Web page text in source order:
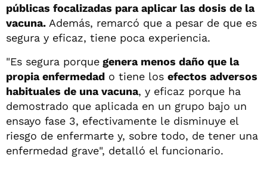
públicas focalizadas para aplicar las dosis de la
vacuna. Además, remarcó que a pesar de que es
segura y eficaz, tiene poca experiencia.
"Es segura porque genera menos daño que la
propia enfermedad o tiene los efectos adversos
habituales de una vacuna, y eficaz porque ha
demostrado que aplicada en un grupo bajo un
ensayo fase 3, efectivamente le disminuye el
riesgo de enfermarte y, sobre todo, de tener una
enfermedad grave", detalló el funcionario.